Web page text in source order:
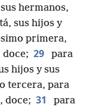
hermanos,
sus hijos y
primera,
doce; 29
para
hijos y sus
tercera, para
doce; 31
para